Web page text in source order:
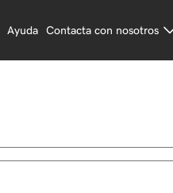
Ayuda Contacta con nosotros